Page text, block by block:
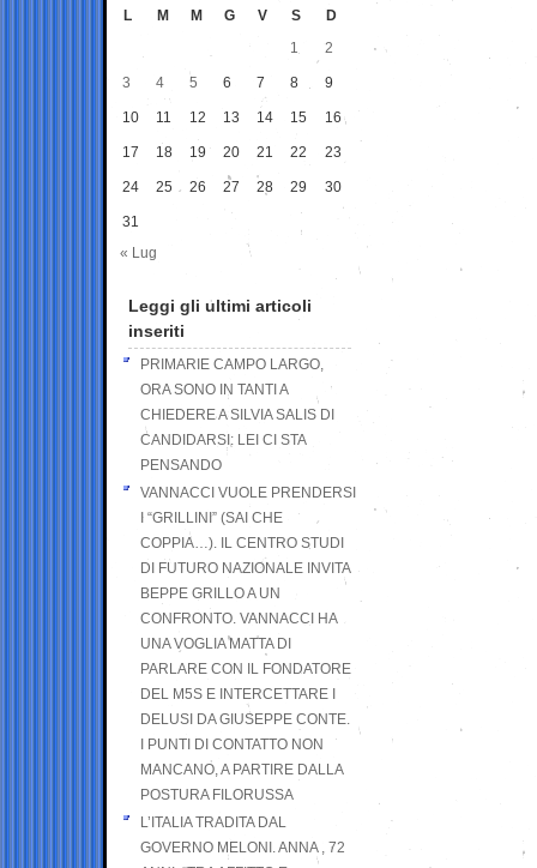
L M M G V S
D
1
2
3 4 5 6 7 8 9
10 11 12 13 14 15 16
17 18 19 20 21 22 23
24 25 26 27 28 29 30
31
« Lug
Leggi gli ultimi articoli
inseriti
PRIMARIE CAMPO LARGO,
ORA SONO IN TANTI A
CHIEDERE A SILVIA SALIS DI
CANDIDARSI: LEI CI STA
PENSANDO
VANNACCI VUOLE PRENDERSI
I “GRILLINI” (SAI CHE
COPPIA…). IL CENTRO STUDI
DI FUTURO NAZIONALE INVITA
BEPPE GRILLO A UN
CONFRONTO. VANNACCI HA
UNA VOGLIA MATTA DI
PARLARE CON IL FONDATORE
DEL M5S E INTERCETTARE I
DELUSI DA GIUSEPPE CONTE.
I PUNTI DI CONTATTO NON
MANCANO, A PARTIRE DALLA
POSTURA FILORUSSA
L’ITALIA TRADITA DAL
GOVERNO MELONI. ANNA , 72